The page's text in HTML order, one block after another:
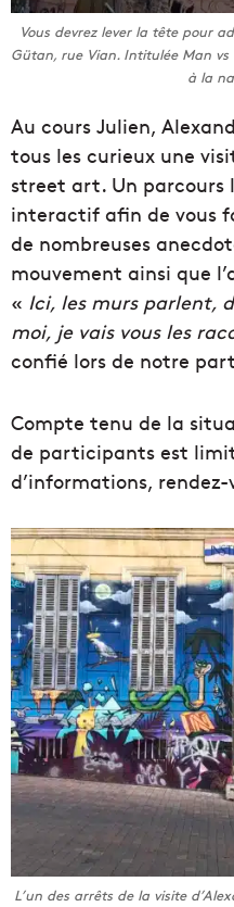
Vous devrez lever la tête pour
Gütan, rue Vian. Intitulée Man
à la
Au cours Julien,
tous les curieux une
street art. Un parcours
interactif afin de vous
de nombreuses
mouvement ainsi que
« Ici, les murs parlent,
moi, je vais vous les
confié lors de notre
Compte tenu de la
de participants est
d’informations, rendez-
L’un des arrêts de la visite